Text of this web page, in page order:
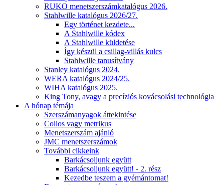
RUKO menetszerszámkatalógus 2026.
Stahlwille katalógus 2026/27.
Egy történet kezdete...
A Stahlwille kódex
A Stahlwille küldetése
Így készül a csillag-villás kulcs
Stahlwille tanusítvány
Stanley katalógus 2024.
WERA katalógus 2024/25.
WIHA katalógus 2025.
King Tony, avagy a precíziós kovácsolási technológia
A hónap témája
Szerszámanyagok áttekintése
Collos vagy metrikus
Menetszerszám ajánló
JMC menetszerszámok
További cikkeink
Barkácsoljunk együtt
Barkácsoljunk együtt! - 2. rész
Kezedbe teszem a gyémántomat!